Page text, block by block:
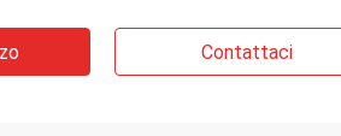
Contattaci